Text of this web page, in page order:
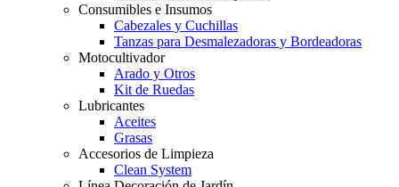
Consumibles e Insumos
Cabezales y Cuchillas
Tanzas para Desmalezadoras y Bordeadoras
Motocultivador
Arado y Otros
Kit de Ruedas
Lubricantes
Aceites
Grasas
Accesorios de Limpieza
Clean System